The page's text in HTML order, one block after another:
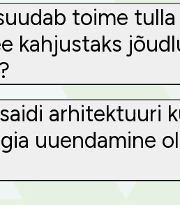
toime
kahjustaks
arhitektuuri
uuendamine